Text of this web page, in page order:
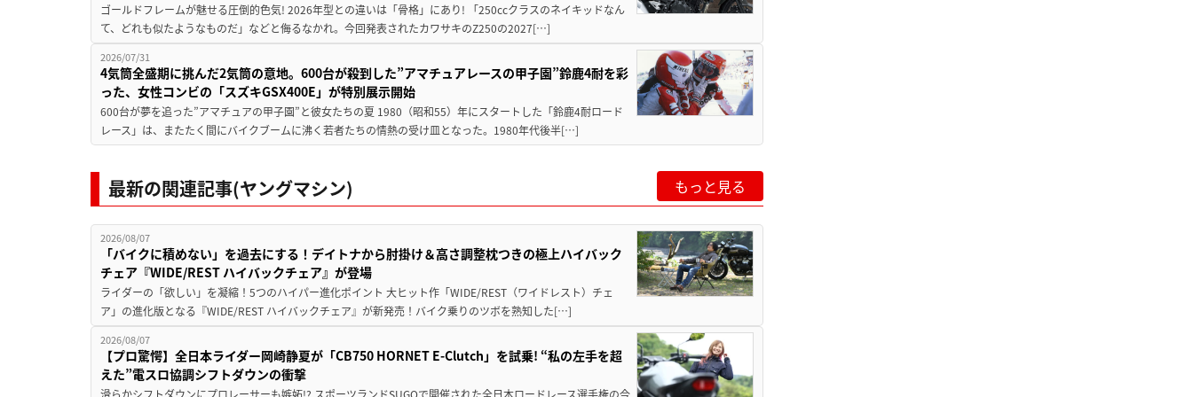
ゴールドフレームが魅せる圧倒的色気! 2026年型との違いは「骨格」にあり! 「250ccクラスのネイキッドなん
て、どれも似たようなものだ」などと侮るなかれ。今回発表されたカワサキのZ250の2027[…]
2026/07/31
4気筒全盛期に挑んだ2気筒の意地。600台が殺到した”アマチュアレースの甲子園”鈴鹿4耐を彩
った、女性コンビの「スズキGSX400E」が特別展示開始
600台が夢を追った”アマチュアの甲子園”と彼女たちの夏 1980（昭和55）年にスタートした「鈴鹿4耐ロード
レース」は、またたく間にバイクブームに沸く若者たちの情熱の受け皿となった。1980年代後半[…]
最新の関連記事(ヤングマシン) もっと見る
2026/08/07
「バイクに積めない」を過去にする！デイトナから肘掛け＆高さ調整枕つきの極上ハイバック
チェア『WIDE/REST ハイバックチェア』が登場
ライダーの「欲しい」を凝縮！5つのハイパー進化ポイント 大ヒット作「WIDE/REST（ワイドレスト）チェ
ア」の進化版となる『WIDE/REST ハイバックチェア』が新発売！バイク乗りのツボを熟知した[…]
2026/08/07
【プロ驚愕】全日本ライダー岡崎静夏が「CB750 HORNET E-Clutch」を試乗! “私の左手を超
えた”電スロ協調シフトダウンの衝撃